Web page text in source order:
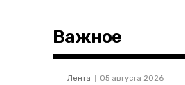
Важное
Лента 05 августа 2026